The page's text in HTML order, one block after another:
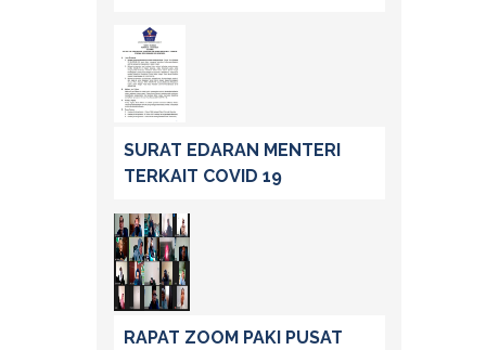
SURAT EDARAN MENTERI
TERKAIT COVID 19
RAPAT ZOOM PAKI PUSAT